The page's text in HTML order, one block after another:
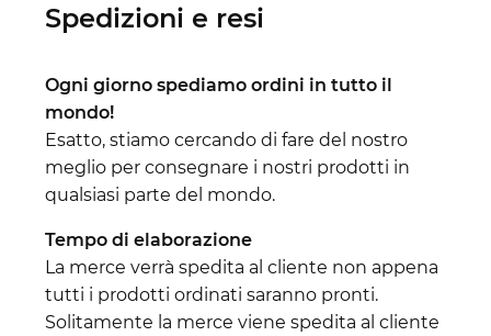
Spedizioni e resi
Ogni giorno spediamo ordini in tutto il
mondo!
Esatto, stiamo cercando di fare del nostro
meglio per consegnare i nostri prodotti in
qualsiasi parte del mondo.
Tempo di elaborazione
La merce verrà spedita al cliente non appena
tutti i prodotti ordinati saranno pronti.
Solitamente la merce viene spedita al cliente